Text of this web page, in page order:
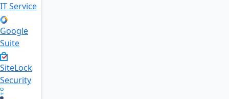
IT Service
Google
Suite
SiteLock
Security